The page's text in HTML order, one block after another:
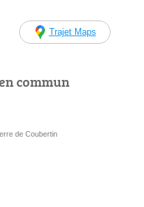
Trajet Maps
commun
de Coubertin